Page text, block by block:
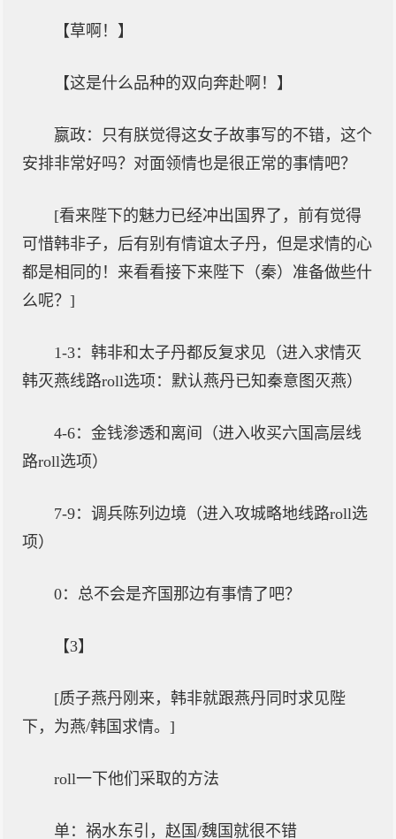
【草啊！】
【这是什么品种的双向奔赴啊！】
嬴政：只有朕觉得这女子故事写的不错，这个
安排非常好吗？对面领情也是很正常的事情吧？
[看来陛下的魅力已经冲出国界了，前有觉得
可惜韩非子，后有别有情谊太子丹，但是求情的心
都是相同的！来看看接下来陛下（秦）准备做些什
么呢？]
1-3：韩非和太子丹都反复求见（进入求情灭
韩灭燕线路roll选项：默认燕丹已知秦意图灭燕）
4-6：金钱渗透和离间（进入收买六国高层线
路roll选项）
7-9：调兵陈列边境（进入攻城略地线路roll选
项）
0：总不会是齐国那边有事情了吧？
【3】
[质子燕丹刚来，韩非就跟燕丹同时求见陛
下，为燕/韩国求情。]
roll一下他们采取的方法
单：祸水东引，赵国/魏国就很不错